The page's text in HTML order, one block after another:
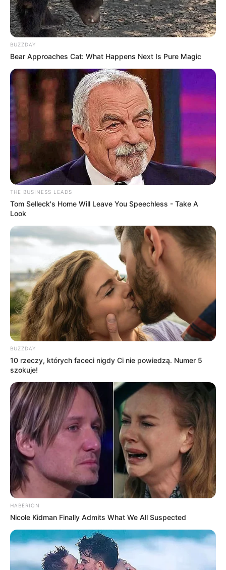
BUZZDAY
Bear Approaches Cat: What Happens Next Is Pure Magic
THE BUSINESS LEADS
Tom Selleck's Home Will Leave You Speechless - Take A
Look
BUZZDAY
10 rzeczy, których faceci nigdy Ci nie powiedzą. Numer 5
szokuje!
HABERION
Nicole Kidman Finally Admits What We All Suspected